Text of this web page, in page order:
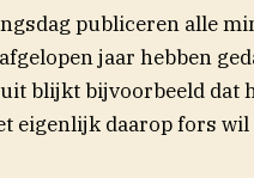
publiceren alle
jaar hebben
blijkt bijvoorbeeld dat
eigenlijk daarop fors wil